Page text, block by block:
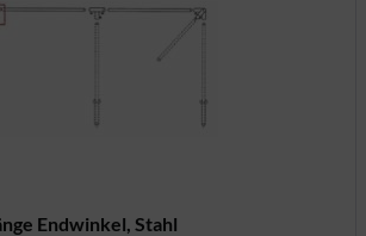
Endwinkel, Stahl